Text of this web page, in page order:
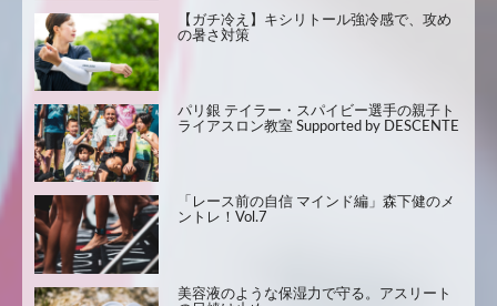
【ガチ冷え】キシリトール強冷感で、攻め
の暑さ対策
パリ銀 テイラー・スパイビー選手の親子ト
ライアスロン教室 Supported by DESCENTE
「レース前の自信 マインド編」森下健のメ
ントレ！Vol.7
美容液のような保湿力で守る。アスリート